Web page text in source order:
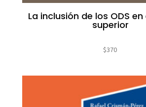
La inclusión de los ODS
superior
$370